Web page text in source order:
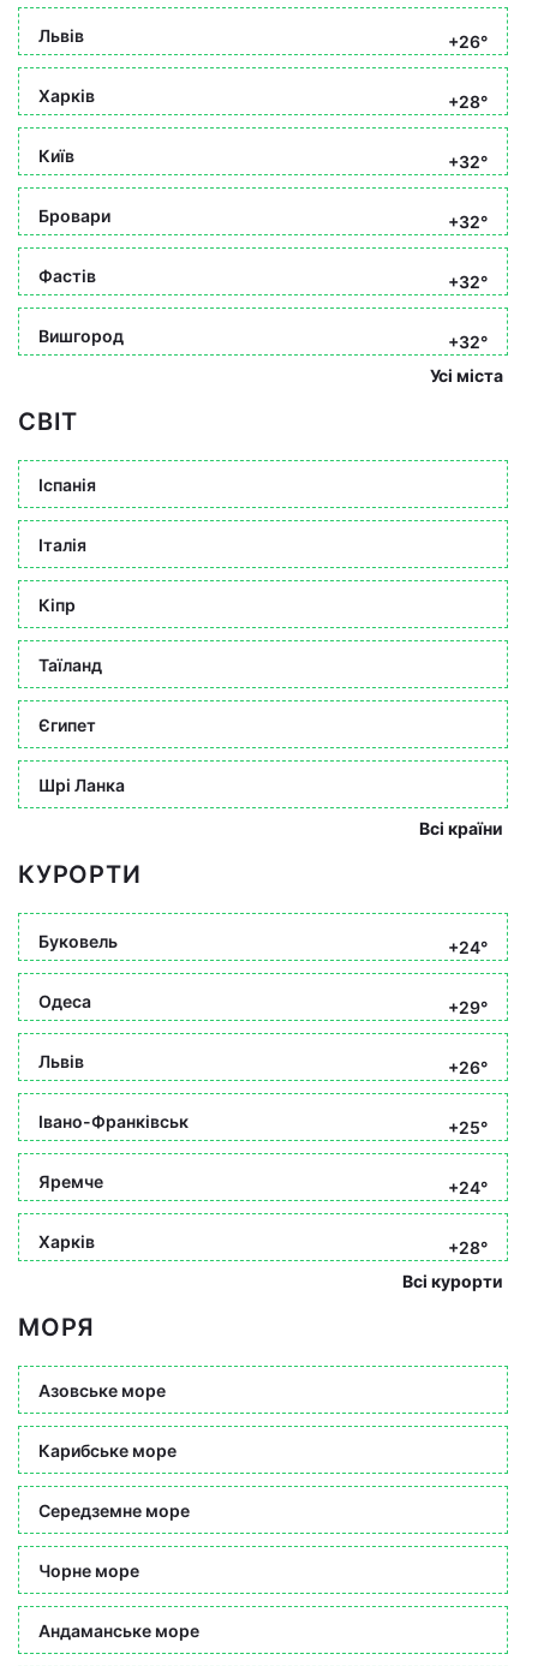
Львів +26°
Харків +28°
Київ +32°
Бровари +32°
Фастів +32°
Вишгород
+32°
Усі міста
СВІТ
Іспанія
Італія
Кіпр
Таїланд
Єгипет
Шрі Ланка
Всі країни
КУРОРТИ
Буковель +24°
Одеса +29°
Львів +26°
Івано-Франківськ +25°
Яремче +24°
Харків
+28°
Всі курорти
МОРЯ
Азовське море
Карибське море
Середземне море
Чорне море
Андаманське море